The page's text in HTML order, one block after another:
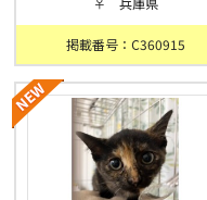
掲載番号：C360915